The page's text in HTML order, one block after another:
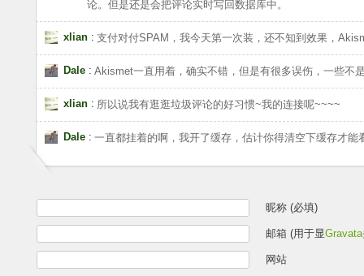
论。但是还是会把评论实时写回数据库中。
xlian : 支付对付SPAM，我今天第一次装，还不知到效果，
Dale : Akismet一直用着，确实不错，但是有很多误伤，一些不
xlian : 所以说我有逛逛垃圾评论的好习惯~我的连接呢~~~~
Dale : 一直都挂着的啊，我开了缓存，估计你得清空下缓存才能
昵称 (必填)
邮箱 (用于显Gravata
网站